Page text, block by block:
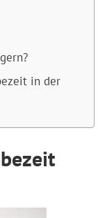
in der